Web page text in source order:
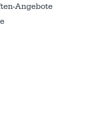
Angebote